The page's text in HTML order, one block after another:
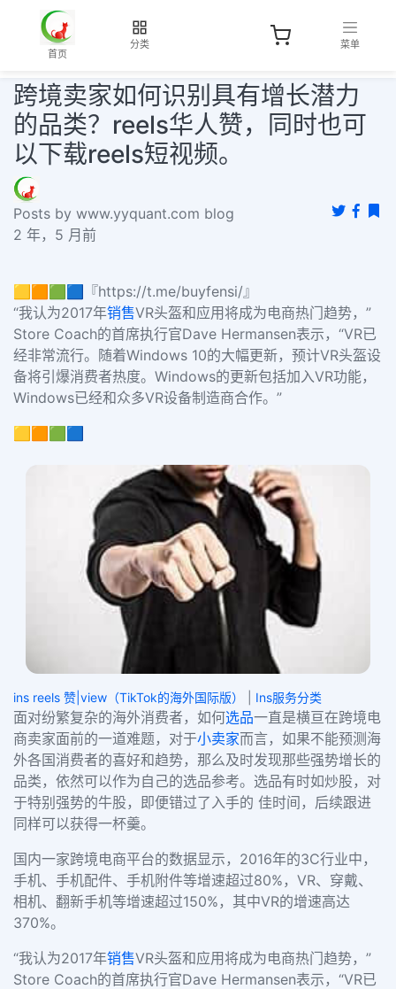
首页
分类 菜单
跨境卖家如何识别具有增长潜力
的品类？reels华人赞，同时也可
以下载reels短视频。
Posts by www.yyquant.com blog
2 年，5 月前
🟨🟧🟩🟦『https://t.me/buyfensi/』
“我认为2017年销售VR头盔和应用将成为电商热门趋势，”
Store Coach的首席执行官Dave Hermansen表示，“VR已
经非常流行。随着Windows 10的大幅更新，预计VR头盔设
备将引爆消费者热度。 Windows的更新包括加入VR功能，
Windows已经和众多VR设备制造商合作。”
🟨🟧🟩🟦
ins reels 赞|view（TikTok的海外国际版） Ins服务分类
面对纷繁复杂的海外消费者，如何选品一直是横亘在跨境电
商卖家面前的一道难题，对于小卖家而言，如果不能预测海
外各国消费者的喜好和趋势，那么及时发现那些强势增长的
品类，依然可以作为自己的选品参考。选品有时如炒股，对
于特别强势的牛股，即便错过了入手的 佳时间，后续跟进
同样可以获得一杯羹。
国内一家跨境电商平台的数据显示， 2016年的3C行业中，
手机、手机配件、手机附件等增速超过80% ， VR、穿戴、
相机、翻新手机等增速超过150% ，其中VR的增速高达
370%。
“我认为2017年销售VR头盔和应用将成为电商热门趋势，”
Store Coach的首席执行官Dave Hermansen表示，“VR已